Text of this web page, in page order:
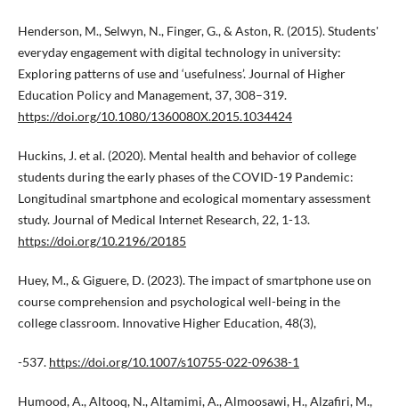
Henderson, M., Selwyn, N., Finger, G., & Aston, R. (2015). Students'
everyday engagement with digital technology in university:
Exploring patterns of use and ‘usefulness’. Journal of Higher
Education Policy and Management, 37, 308–319.
https://doi.org/10.1080/1360080X.2015.1034424
Huckins, J. et al. (2020). Mental health and behavior of college
students during the early phases of the COVID-19 Pandemic:
Longitudinal smartphone and ecological momentary assessment
study. Journal of Medical Internet Research, 22, 1-13.
https://doi.org/10.2196/20185
Huey, M., & Giguere, D. (2023). The impact of smartphone use on
course comprehension and psychological well-being in the
college classroom. Innovative Higher Education, 48(3),
-537. https://doi.org/10.1007/s10755-022-09638-1
Humood, A., Altooq, N., Altamimi, A., Almoosawi, H., Alzafiri, M.,